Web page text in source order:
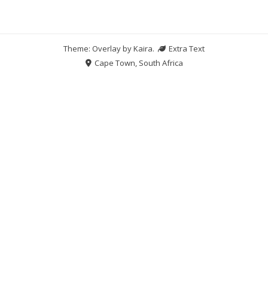
Theme: Overlay byKaira.
Extra Text
Cape Town, South Africa